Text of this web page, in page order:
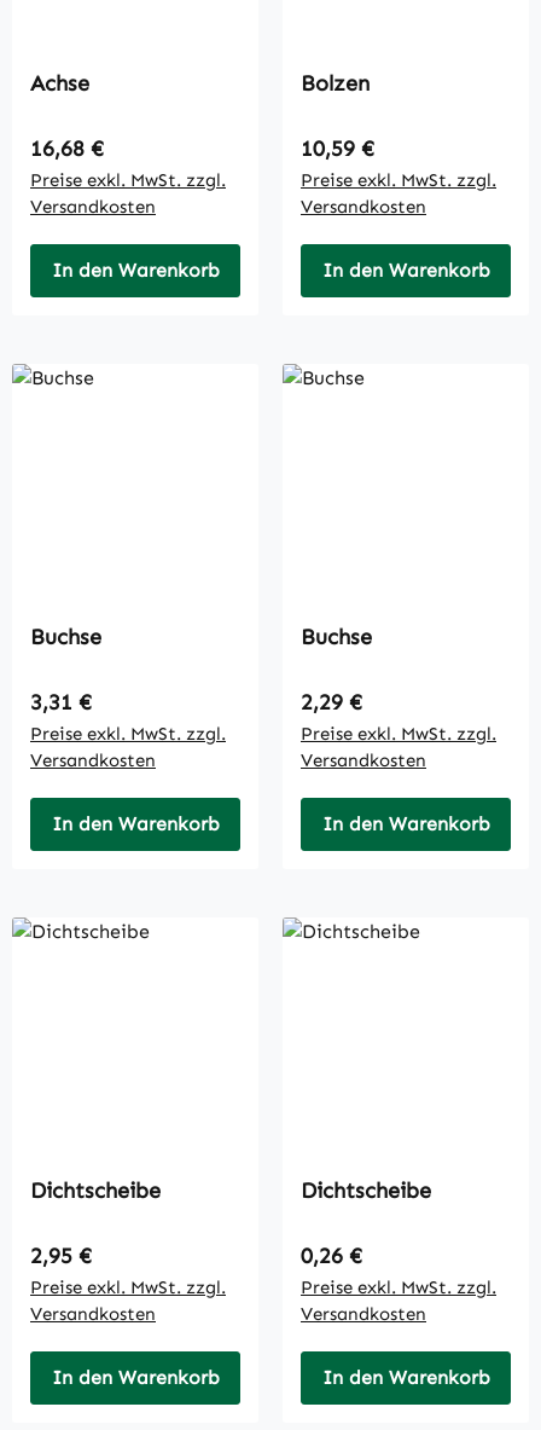
Achse
Regulärer Preis:
16,68 €
Preise exkl. MwSt. zzgl.
Versandkosten
In den Warenkorb
Bolzen
Regulärer Preis:
10,59 €
Preise exkl. MwSt. zzgl.
Versandkosten
In den Warenkorb
Buchse
Regulärer Preis:
3,31 €
Preise exkl. MwSt. zzgl.
Versandkosten
In den Warenkorb
Buchse
Regulärer Preis:
2,29 €
Preise exkl. MwSt. zzgl.
Versandkosten
In den Warenkorb
Dichtscheibe
Regulärer Preis:
2,95 €
Preise exkl. MwSt. zzgl.
Versandkosten
In den Warenkorb
Dichtscheibe
Regulärer Preis:
0,26 €
Preise exkl. MwSt. zzgl.
Versandkosten
In den Warenkorb